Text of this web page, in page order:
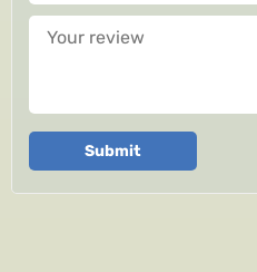
Your review
Submit